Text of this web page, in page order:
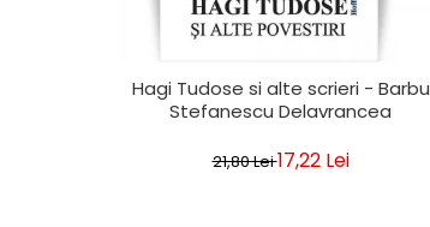
Hagi Tudose si alte scrieri - Barbu
Stefanescu Delavrancea
21,80 Lei17,22 Lei